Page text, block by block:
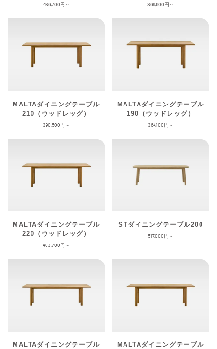
436,700 369,600
MALTAダイニングテーブル
210（ウッドレッグ）
390,500
MALTAダイニングテーブル
190（ウッドレッグ）
364,100
MALTAダイニングテーブル
220（ウッドレッグ）
403,700
STダイニングテーブル200
517,000
MALTAダイニングテーブル
MALTAダイニングテーブル